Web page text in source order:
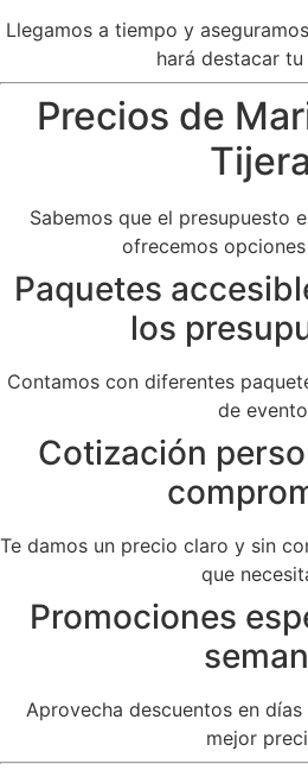
Llegamos a tiempo y
hará destacar
Precios de
Tijera
Sabemos que el presupuesto
ofrecemos
Paquetes
los
Contamos con diferentes
de
Cotización
Te damos un precio claro y sin
que
Promociones
Aprovecha descuentos en
mejor